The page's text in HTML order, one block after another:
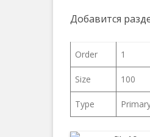
Добавится
Order 1
Size 100
Type